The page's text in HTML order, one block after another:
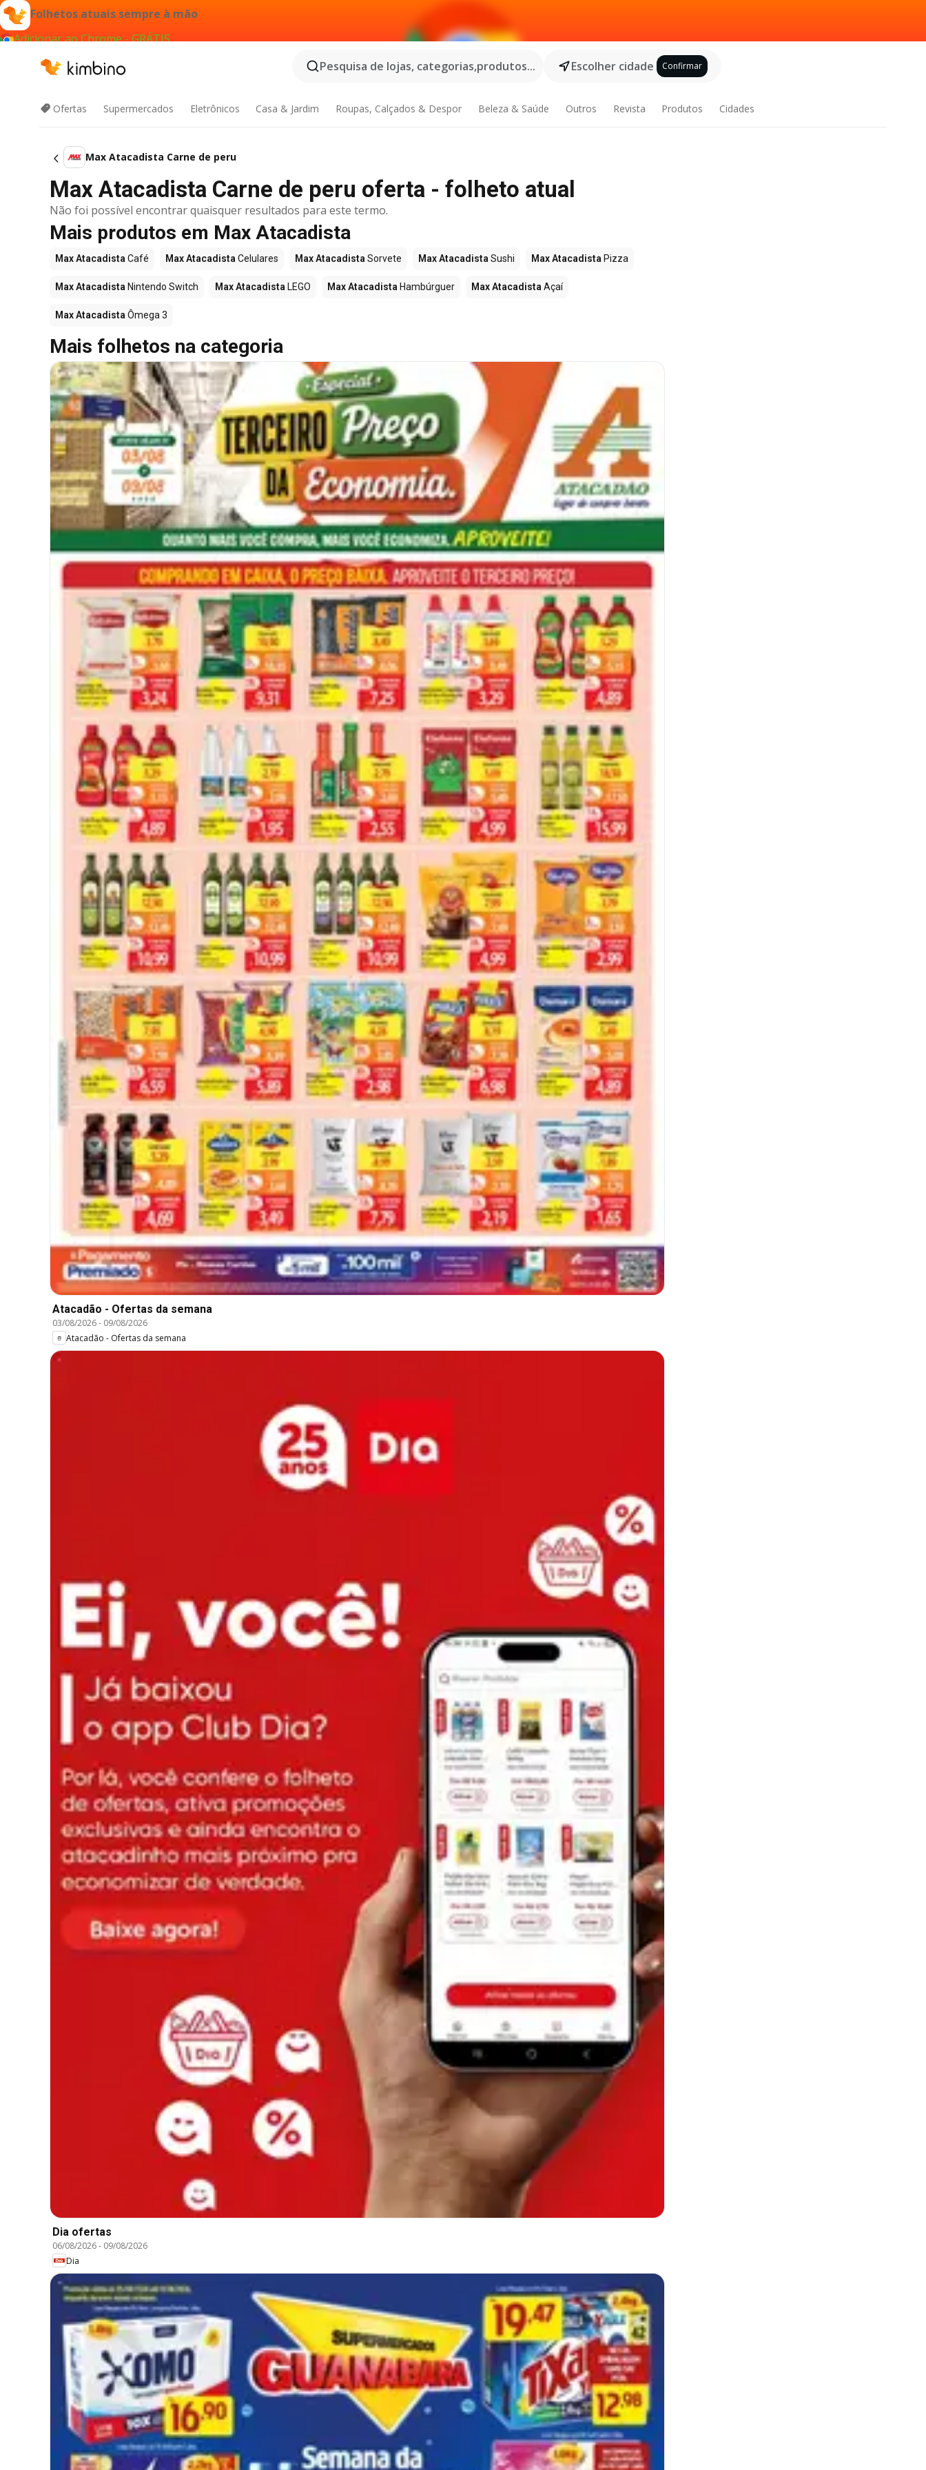
Folhetos atuais sempre à mão
Adicionar ao Chrome - GRÁTIS
Pesquisa de lojas, categorias,produtos...
Escolher cidade Confirmar
Ofertas Supermercados Eletrônicos Casa & Jardim Roupas, Calçados & Despor Beleza & Saúde Outros Revista Produtos Cidades
Max Atacadista Carne de peru
Max Atacadista Carne de peru oferta - folheto atual
Não foi possível encontrar quaisquer resultados para este termo.
Mais produtos em Max Atacadista
Max Atacadista Café Max Atacadista Celulares Max Atacadista Sorvete Max Atacadista Sushi Max Atacadista Pizza
Max Atacadista Nintendo Switch Max Atacadista LEGO Max Atacadista Hambúrguer Max Atacadista Açaí
Max Atacadista Ômega 3
Mais folhetos na categoria
Atacadão - Ofertas da semana
03/08/2026- 09/08/2026
Atacadão - Ofertas da semana
Dia ofertas
06/08/2026- 09/08/2026
Dia